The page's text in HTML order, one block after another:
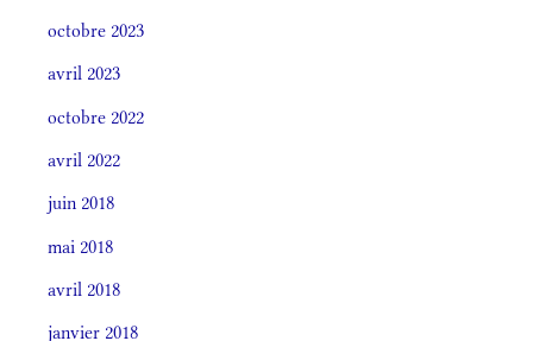
octobre 2023
avril 2023
octobre 2022
avril 2022
juin 2018
mai 2018
avril 2018
janvier 2018